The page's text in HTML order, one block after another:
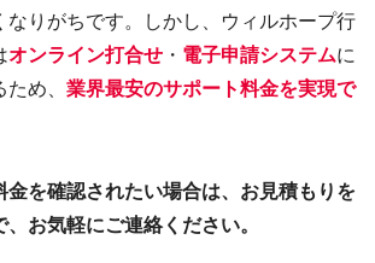
なりがちです。しかし、ウィルホープ行
オンライン打合せ ・ 電子申請システムに
め、 業界最安のサポート料金を実現で
を確認されたい場合は、お見積もりを
お気軽にご連絡ください。